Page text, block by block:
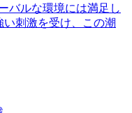
バルな環境には満足し
刺激を受け、この潮